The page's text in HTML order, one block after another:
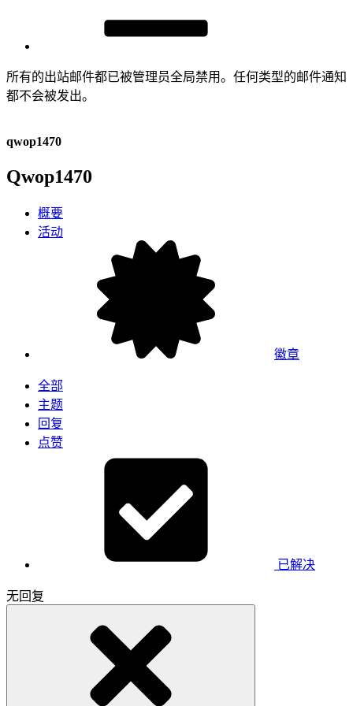
所有的出站邮件都已被管理员全局禁用。任何类型的邮件通知
都不会被发出。
qwop1470
Qwop1470
概要
活动
徽章
全部
主题
回复
点赞
已解决
无回复